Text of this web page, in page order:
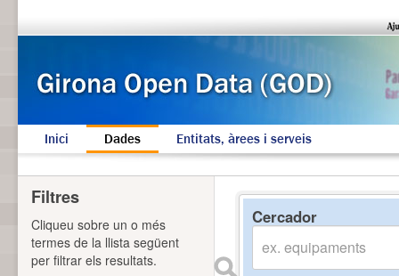
Inici Dades Entitats, àrees i serveis
Cercador
Filtres
Cliqueu sobre un o més
termes de la llista següent
per filtrar els resultats.